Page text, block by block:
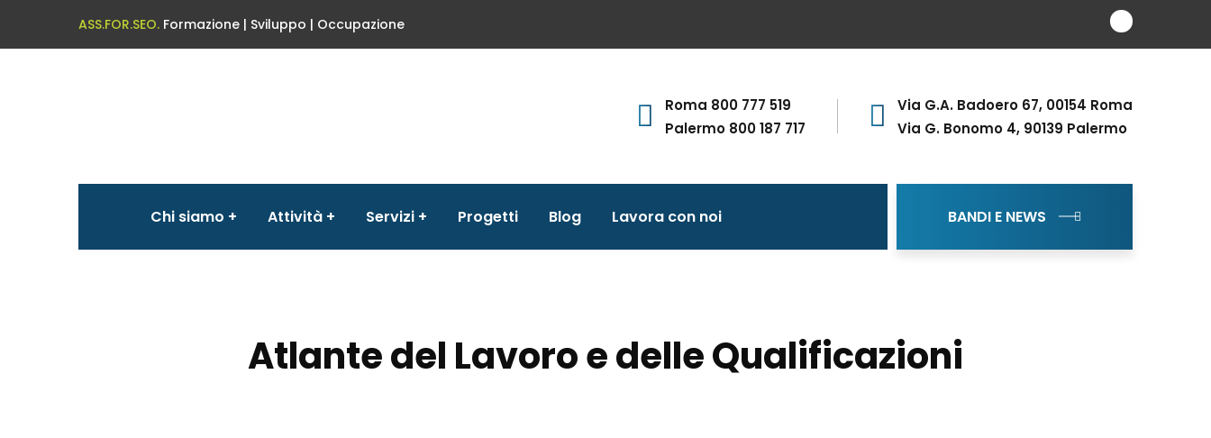
ASS.FOR.SEO. Formazione | Sviluppo | Occupazione
Roma 800 777 519
Palermo 800 187 717
Via G.A. Badoero 67, 00154 Roma
Via G. Bonomo 4, 90139 Palermo
Chi siamo Attività Servizi Progetti Blog Lavora con noi BANDI E NEWS
Atlante del Lavoro e delle Qualificazioni